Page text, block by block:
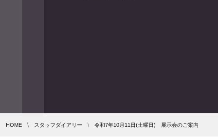
HOME スタッフダイアリー 令和7年10月11日(土曜日) 展示会のご案内